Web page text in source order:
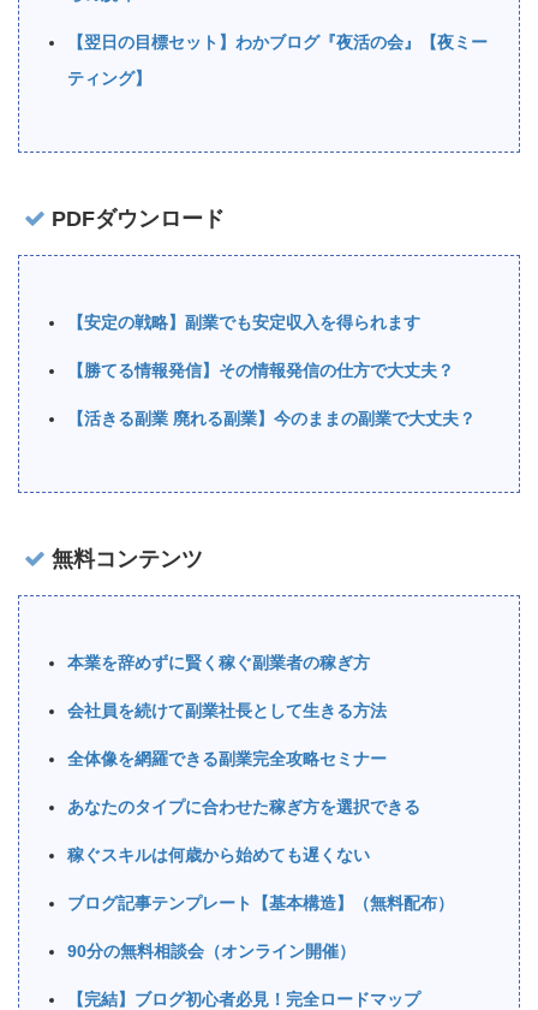
【翌日の目標セット】わかブログ『夜活の会』【夜ミー
ティング】
PDFダウンロード
【安定の戦略】副業でも安定収入を得られます
【勝てる情報発信】その情報発信の仕方で大丈夫？
【活きる副業 廃れる副業】今のままの副業で大丈夫？
無料コンテンツ
本業を辞めずに賢く稼ぐ副業者の稼ぎ方
会社員を続けて副業社長として生きる方法
全体像を網羅できる副業完全攻略セミナー
あなたのタイプに合わせた稼ぎ方を選択できる
稼ぐスキルは何歳から始めても遅くない
ブログ記事テンプレート【基本構造】（無料配布）
90分の無料相談会（オンライン開催）
【完結】ブログ初心者必見！完全ロードマップ